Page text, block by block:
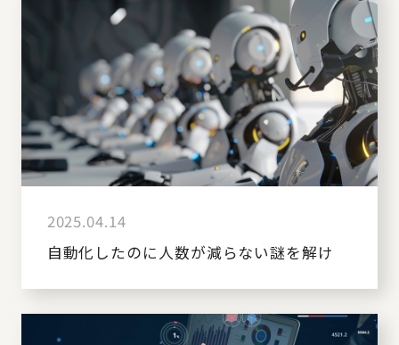
2025.04.14
自動化したのに人数が減らない謎を解け